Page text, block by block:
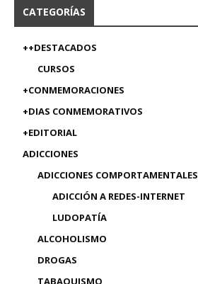
CATEGORÍAS
++DESTACADOS
CURSOS
+CONMEMORACIONES
+DIAS CONMEMORATIVOS
+EDITORIAL
ADICCIONES
ADICCIONES COMPORTAMENTALES
ADICCIÓN A REDES-INTERNET
LUDOPATÍA
ALCOHOLISMO
DROGAS
TABAQUISMO